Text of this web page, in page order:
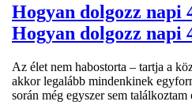
Hogyan dolgozz napi
Hogyan dolgozz napi
Az élet nem habostorta – tartja a
akkor legalább mindenkinek
során még egyszer sem